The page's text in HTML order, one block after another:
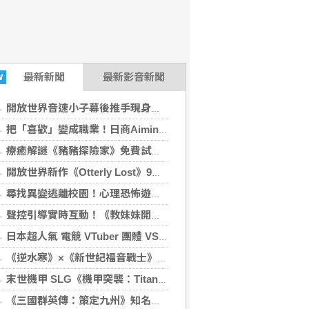
最新新聞 最新影音新聞
開放世界音速小子幕後推手現身說法：SEGA工程師給新鮮人的求職建議
把「喜歡」變成職業！日商Aiming遊戲工程師親揭菜鳥到職人心路歷程
療癒解謎《豬豬探險家》免費試玩版正式釋出！貼心加入注音與假名模式
開放世界新作《Otterly Lost》9月登場 幫可愛海獺找到回家的路吧
尋找異變逃離校園！心理恐怖遊戲《午夜晚自習》重拾少女忘卻的記憶
聲控引導實時互動！《教妹妹開車》挑戰副駕哥哥的血壓極限
日本超人氣 電競 VTuber 團體 VSPO!《Sail Beyond！～駛向更遠的彼方～》聯動餐廳開跑
《逆水寒》×《新世紀福音戰士》聯動確認。8月28日，全面同步
末世機甲 SLG《機甲突襲：Titan Rush》雙平台正式上線
《三國群英傳：策定九州》知名實況主領軍出征 攜手「可口可樂」跨界應援 沁涼補給熱血開戰